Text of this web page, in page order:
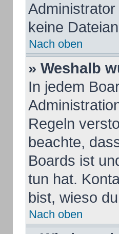
keine
Nach oben
» Weshalb
In jedem
Regeln
beachte,
Boards ist
tun hat.
bist, wieso
Nach oben